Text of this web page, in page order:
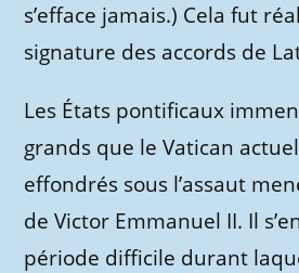
s’efface jamais.) Cela fut
signature des accords de
Les États pontificaux
grands que le Vatican
effondrés sous l’assaut
de Victor Emmanuel II. Il
période difficile durant